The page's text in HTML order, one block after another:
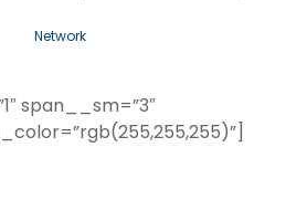
Network
span__sm=”3″